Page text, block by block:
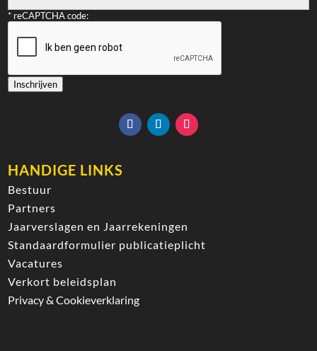
* reCAPTCHA code:
Inschrijven
HANDIGE LINKS
Bestuur
Partners
Jaarverslagen en Jaarrekeningen
Standaardformulier publicatieplicht
Vacatures
Verkort beleidsplan
Privacy & Cookieverklaring